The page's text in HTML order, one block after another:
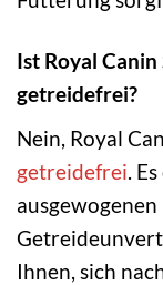
Ist Royal
getreidefrei?
Nein, Royal
getreidefrei .
Ihnen, sich